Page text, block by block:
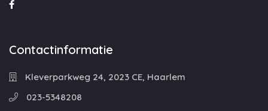
Contactinformatie
Kleverparkweg 24, 2023 CE, Haarlem
023-5348208